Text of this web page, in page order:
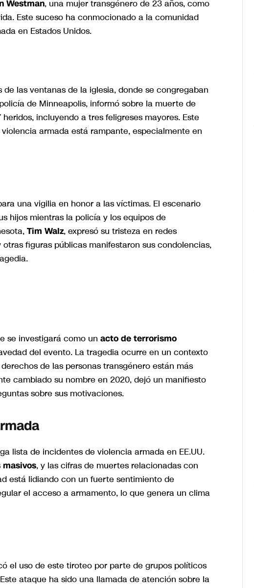
Westman, una mujer transgénero de 23 años, como
Este suceso ha conmocionado a la comunidad
en Estados Unidos.
de las ventanas de la iglesia, donde se congregaban
de Minneapolis, informó sobre la muerte de
incluyendo a tres feligreses mayores. Este
armada está rampante, especialmente en
una vigilia en honor a las víctimas. El escenario
hijos mientras la policía y los equipos de
Tim Walz, expresó su tristeza en redes
otras figuras públicas manifestaron sus condolencias,
se investigará como un acto de terrorismo
del evento. La tragedia ocurre en un contexto
de las personas transgénero están más
cambiado su nombre en 2020, dejó un manifiesto
sobre sus motivaciones.
lista de incidentes de violencia armada en EE.UU.
, y las cifras de muertes relacionadas con
está lidiando con un fuerte sentimiento de
el acceso a armamento, lo que genera un clima
el uso de este tiroteo por parte de grupos políticos
ataque ha sido una llamada de atención sobre la